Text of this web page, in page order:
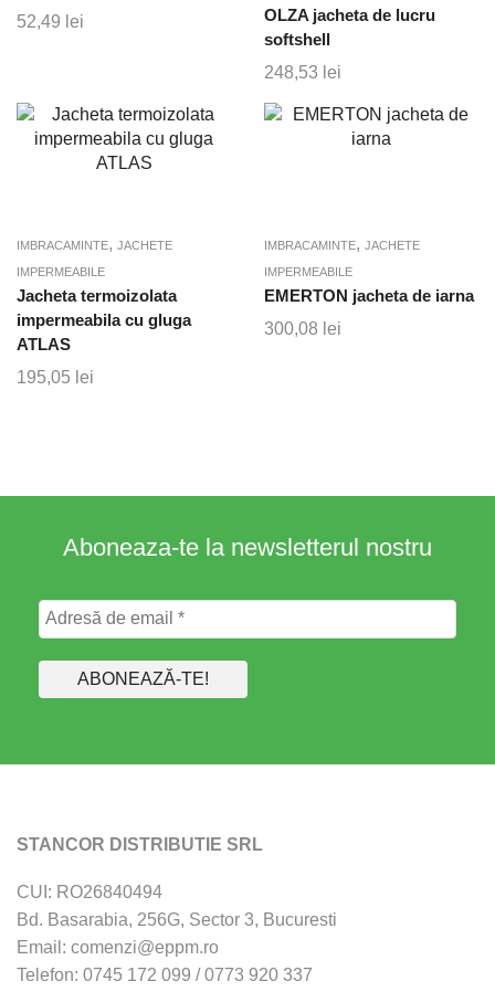
52,49 lei
OLZA jacheta de lucru
softshell
248,53 lei
IMBRACAMINTE, JACHETE
IMPERMEABILE
Jacheta termoizolata
impermeabila cu gluga
ATLAS
195,05 lei
IMBRACAMINTE, JACHETE
IMPERMEABILE
EMERTON jacheta de iarna
300,08 lei
Aboneaza-te la newsletterul nostru
STANCOR DISTRIBUTIE SRL
CUI: RO26840494
Bd. Basarabia, 256G, Sector 3, Bucuresti
Email: comenzi@eppm.ro
Telefon: 0745 172 099 / 0773 920 337